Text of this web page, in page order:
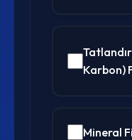
Karbon)
Mineral